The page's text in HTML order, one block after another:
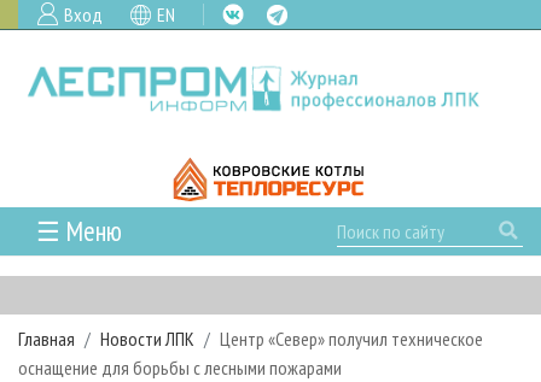
Вход EN
☰ Меню
ГЛАВНАЯ
РУБРИКИ И ТЕМЫ
РУБРИКИ ЖУРНАЛА
НОВОСТИ
Главная Новости ЛПК
Центр «Север» получил техническое
оснащение для борьбы с лесными пожарами